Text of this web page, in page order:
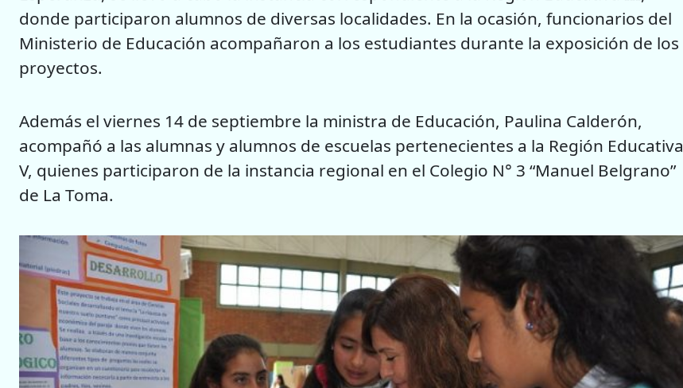
donde participaron alumnos de diversas localidades. En la ocasión, funcionarios del
Ministerio de Educación acompañaron a los estudiantes durante la exposición de los
proyectos.
Además el viernes 14 de septiembre la ministra de Educación, Paulina Calderón,
acompañó a las alumnas y alumnos de escuelas pertenecientes a la Región Educativa
V, quienes participaron de la instancia regional en el Colegio N° 3 “Manuel Belgrano”
de La Toma.